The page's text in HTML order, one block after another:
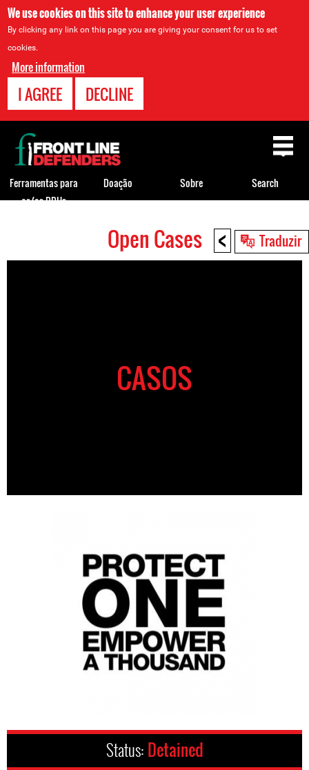
We use cookies on this site to enhance your user experience
By clicking any link on this page you are giving your consent for us to set
cookies.
More information
I AGREE DECLINE
< Traduzir
Open Cases
CASOS
Status: Detained
Back
to
top
Ferramentas para
os/as DDHs
Doação Sobre Search